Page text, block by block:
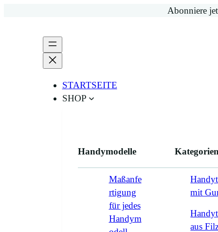
Abonniere
STARTSEITE
SHOP
Handymodelle
Maßanfe
rtigung
für jedes
Handym
mit
aus